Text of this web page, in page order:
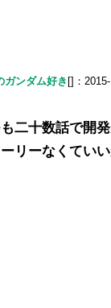
ガンダム好き []：
二十数話で開
リーなくてい